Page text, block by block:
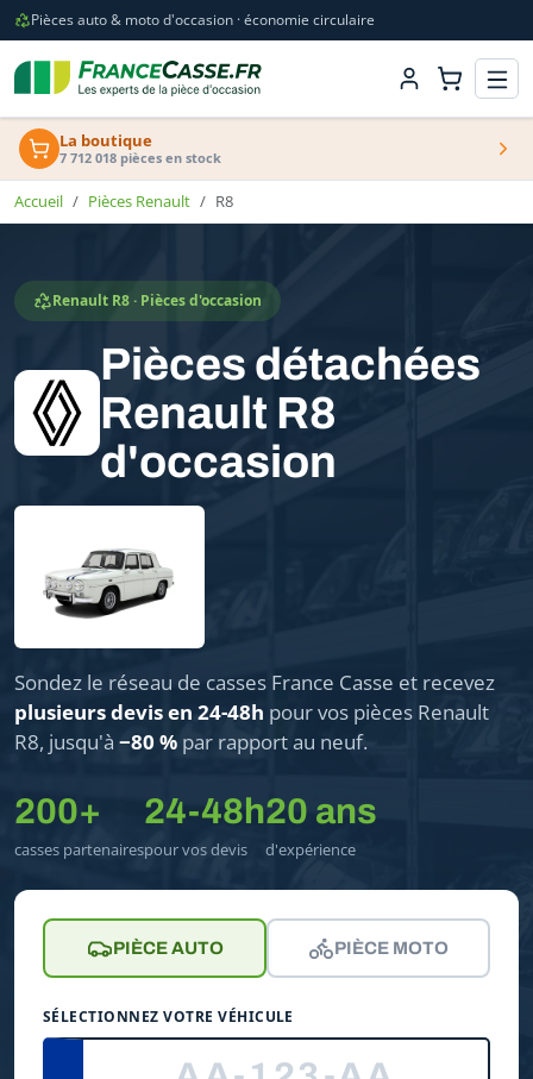
Pièces auto & moto d'occasion · économie circulaire
La boutique
7 712 018 pièces en stock
Accueil Pièces Renault R8
Renault R8 · Pièces d'occasion
Pièces détachées
Renault R8
d'occasion
Sondez le réseau de casses France Casse et recevez
plusieurs devis en 24-48h pour vos pièces Renault
R8, jusqu'à −80 % par rapport au neuf.
200+
casses partenaires
24-48h
pour vos devis
20 ans
d'expérience
PIÈCE AUTO PIÈCE MOTO
SÉLECTIONNEZ VOTRE VÉHICULE